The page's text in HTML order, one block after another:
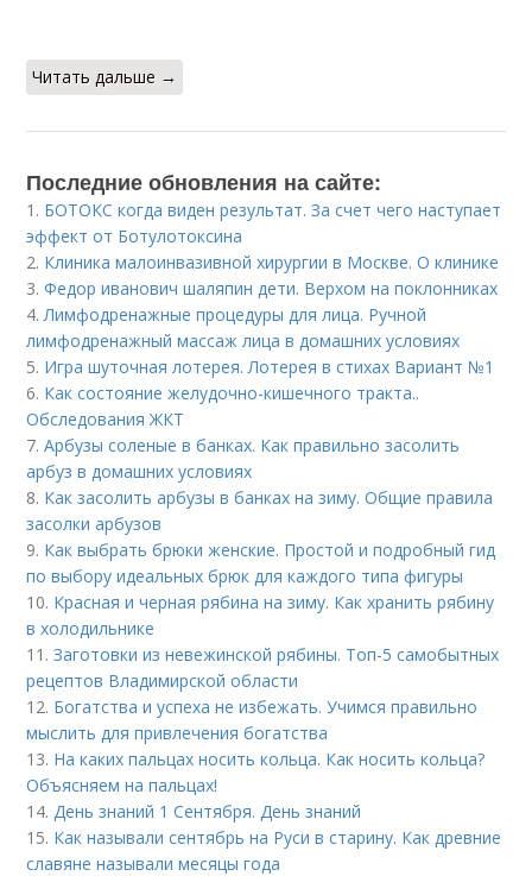
Читать дальше →
Последние обновления на сайте:
1. БОТОКС когда виден результат. За счет чего наступает
эффект от Ботулотоксина
2. Клиника малоинвазивной хирургии в Москве. О клинике
3.Федор иванович шаляпин дети. Верхом на поклонниках
4.Лимфодренажные процедуры для лица. Ручной
лимфодренажный массаж лица в домашних условиях
5. Игра шуточная лотерея. Лотерея в стихах Вариант №1
6. Как состояние желудочно-кишечного тракта..
Обследования ЖКТ
7.Арбузы соленые в банках. Как правильно засолить
арбуз в домашних условиях
8. Как засолить арбузы в банках на зиму. Общие правила
засолки арбузов
9. Как выбрать брюки женские. Простой и подробный гид
по выбору идеальных брюк для каждого типа фигуры
10. Красная и черная рябина на зиму. Как хранить рябину
в холодильнике
11.Заготовки из невежинской рябины. Топ-5 самобытных
рецептов Владимирской области
12. Богатства и успеха не избежать. Учимся правильно
мыслить для привлечения богатства
13. На каких пальцах носить кольца. Как носить кольца?
Объясняем на пальцах!
14.День знаний 1 Сентября. День знаний
15. Как называли сентябрь на Руси в старину. Как древние
славяне называли месяцы года